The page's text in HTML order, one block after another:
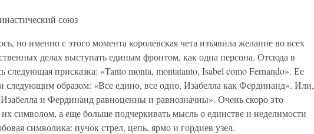
союз
но именно с этого момента королевская чета изъявила желание во всех
делах выступать единым фронтом, как одна персона. Отсюда в
следующая присказка: «Tanto monta, montatanto, Isabel como Fernando». Ее
следующим образом: «Все едино, все одно, Изабелла как Фердинанд». Или,
и Фердинанд равноценны и равнозначны». Очень скоро это
их символом, а еще больше подчеркивать мысль о единстве и неделимости
символика: пучок стрел, цепь, ярмо и гордиев узел.